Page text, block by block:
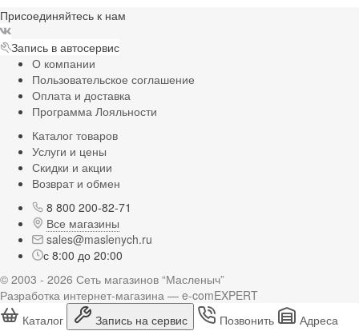
Присоединяйтесь к нам
Запись в автосервис
О компании
Пользовательское соглашение
Оплата и доставка
Программа Лояльности
Каталог товаров
Услуги и цены
Скидки и акции
Возврат и обмен
8 800 200-82-71
Все магазины
sales@maslenych.ru
с 8:00 до 20:00
© 2003 - 2026 Сеть магазинов “Масленыч”
Разработка интернет-магазина — e-comEXPERT
Каталог
Запись на сервис Позвонить Адреса